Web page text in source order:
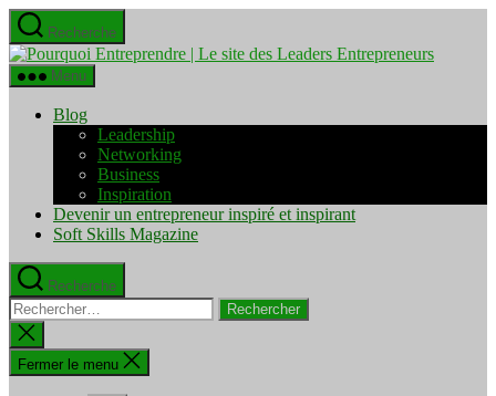
Aller
au
contenu
Recherche
Pourquoi
Menu
Blog
Leadership
Networking
Business
Inspiration
Devenir un entrepreneur inspiré et inspirant
Soft Skills Magazine
Recherche
Rechercher :
Fermer
la
recherche
Fermer le menu